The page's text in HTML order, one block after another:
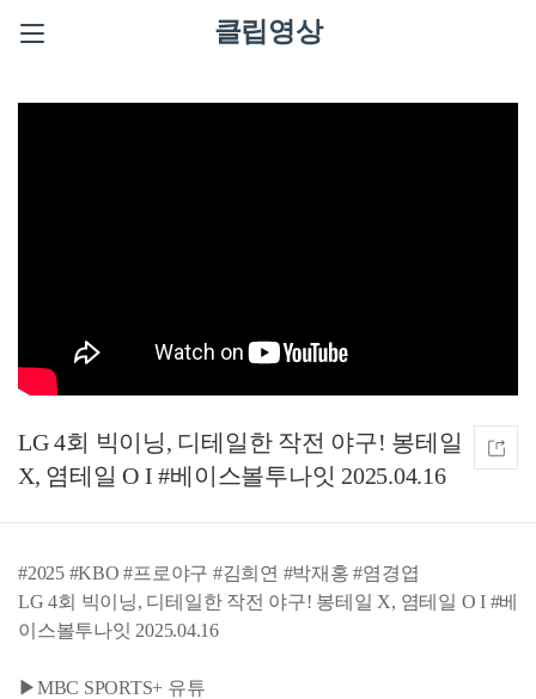
클립영상
LG 4회 빅이닝, 디테일한 작전 야구! 봉테일
X, 염테일 O I #베이스볼투나잇 2025.04.16
#2025 #KBO #프로야구 #김희연 #박재홍 #염경엽
LG 4회 빅이닝, 디테일한 작전 야구! 봉테일 X, 염테일 O I #베
이스볼투나잇 2025.04.16
▶MBC SPORTS+ 유튜